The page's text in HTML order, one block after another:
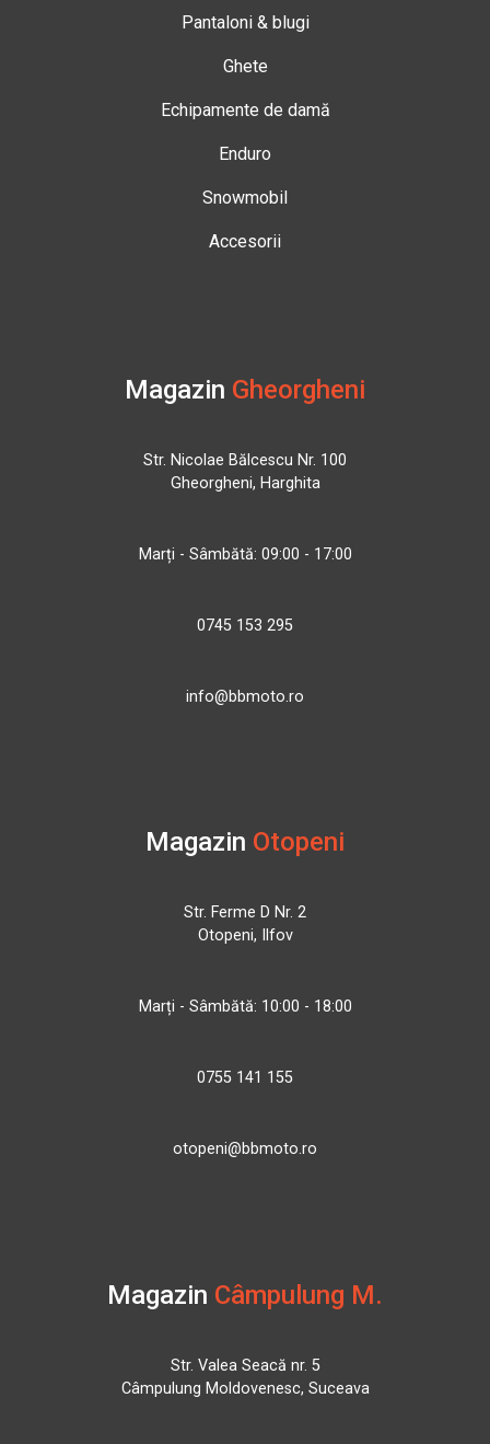
Pantaloni & blugi
Ghete
Echipamente de damă
Enduro
Snowmobil
Accesorii
Magazin Gheorgheni
Str. Nicolae Bălcescu Nr. 100
Gheorgheni, Harghita
Marți - Sâmbătă: 09:00 - 17:00
0745 153 295
info@bbmoto.ro
Magazin Otopeni
Str. Ferme D Nr. 2
Otopeni, Ilfov
Marți - Sâmbătă: 10:00 - 18:00
0755 141 155
otopeni@bbmoto.ro
Magazin Câmpulung M.
Str. Valea Seacă nr. 5
Câmpulung Moldovenesc, Suceava